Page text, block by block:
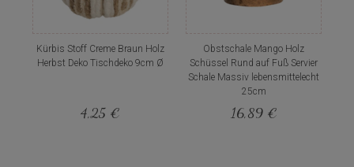
Kürbis Stoff Creme Braun Holz
Herbst Deko Tischdeko 9cm Ø
4,25 €
Obstschale Mango Holz
Schüssel Rund auf Fuß Servier
Schale Massiv lebensmittelecht
25cm
16,89 €